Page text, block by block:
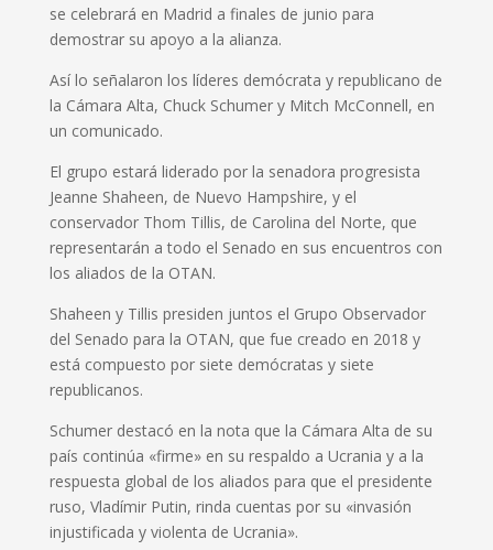
se celebrará en Madrid a finales de junio para
demostrar su apoyo a la alianza.
Así lo señalaron los líderes demócrata y republicano de
la Cámara Alta, Chuck Schumer y Mitch McConnell, en
un comunicado.
El grupo estará liderado por la senadora progresista
Jeanne Shaheen, de Nuevo Hampshire, y el
conservador Thom Tillis, de Carolina del Norte, que
representarán a todo el Senado en sus encuentros con
los aliados de la OTAN.
Shaheen y Tillis presiden juntos el Grupo Observador
del Senado para la OTAN, que fue creado en 2018 y
está compuesto por siete demócratas y siete
republicanos.
Schumer destacó en la nota que la Cámara Alta de su
país continúa «firme» en su respaldo a Ucrania y a la
respuesta global de los aliados para que el presidente
ruso, Vladímir Putin, rinda cuentas por su «invasión
injustificada y violenta de Ucrania».